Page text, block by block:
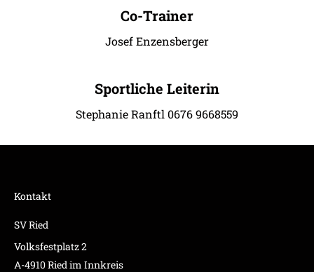
Co-Trainer
Josef Enzensberger
Sportliche Leiterin
Stephanie Ranftl 0676 9668559
Kontakt
SV Ried
Volksfestplatz 2
A-4910 Ried im Innkreis